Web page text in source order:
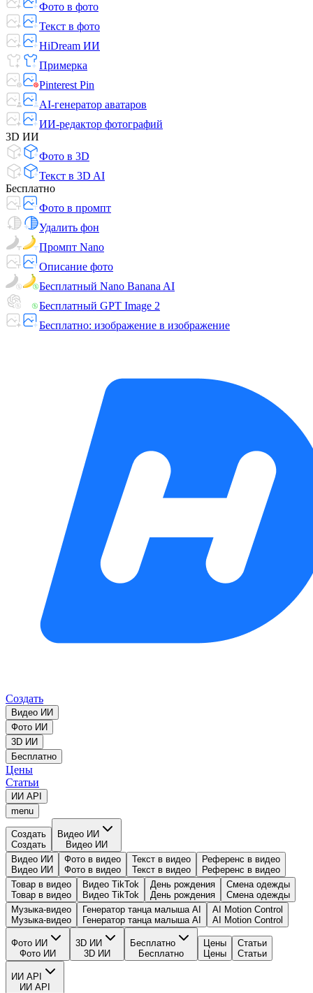
Фото в фото
Текст в фото
HiDream ИИ
Примерка
Pinterest Pin
AI-генератор аватаров
ИИ-редактор фотографий
3D ИИ
Фото в 3D
Текст в 3D AI
Бесплатно
Фото в промпт
Удалить фон
Промпт Nano
Описание фото
Бесплатный Nano Banana AI
Бесплатный GPT Image 2
Бесплатно: изображение в изображение
Создать
Видео ИИ
Фото ИИ
3D ИИ
Бесплатно
Цены
Статьи
ИИ API
menu
Создать
Создать
Видео ИИ
Видео ИИ
Видео ИИ
Видео ИИ
Фото в видео
Фото в видео
Текст в видео
Текст в видео
Референс в видео
Референс в видео
Товар в видео
Товар в видео
Видео TikTok
Видео TikTok
День рождения
День рождения
Смена одежды
Смена одежды
Музыка-видео
Музыка-видео
Генератор танца малыша AI
Генератор танца малыша AI
AI Motion Control
AI Motion Control
Фото ИИ
Фото ИИ
3D ИИ
3D ИИ
Бесплатно
Бесплатно
Цены
Цены
Статьи
Статьи
ИИ API
ИИ API